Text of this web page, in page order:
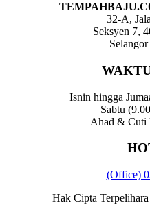
32-A,
Seksyen 7,
Isnin hingga
Sabtu
Ahad & Cuti
(Office)
Hak Cipta